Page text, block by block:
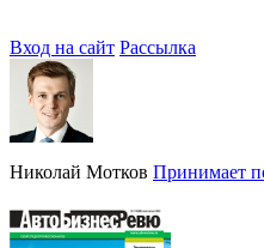
Вход на сайт Рассылка
Николай Мотков Принимает